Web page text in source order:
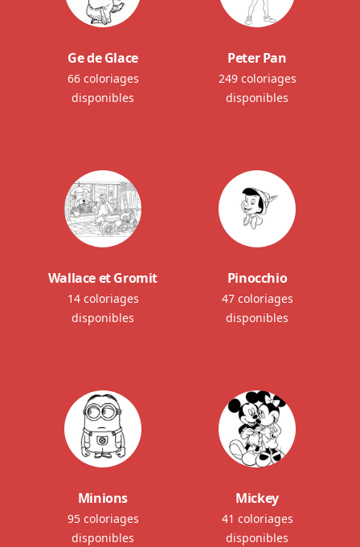
Ge de Glace
66 coloriages
disponibles
Peter Pan
249 coloriages
disponibles
Wallace et Gromit
14 coloriages
disponibles
Pinocchio
47 coloriages
disponibles
Minions
95 coloriages
disponibles
Mickey
41 coloriages
disponibles